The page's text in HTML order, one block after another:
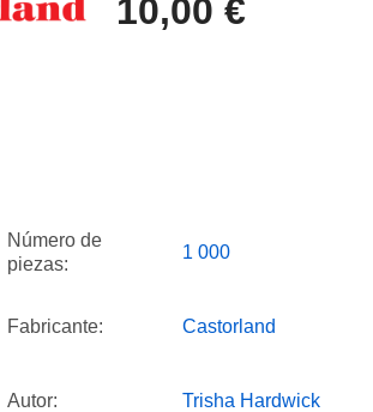
10,00 €
Número de
piezas:
1 000
Fabricante: Castorland
Autor: Trisha Hardwick